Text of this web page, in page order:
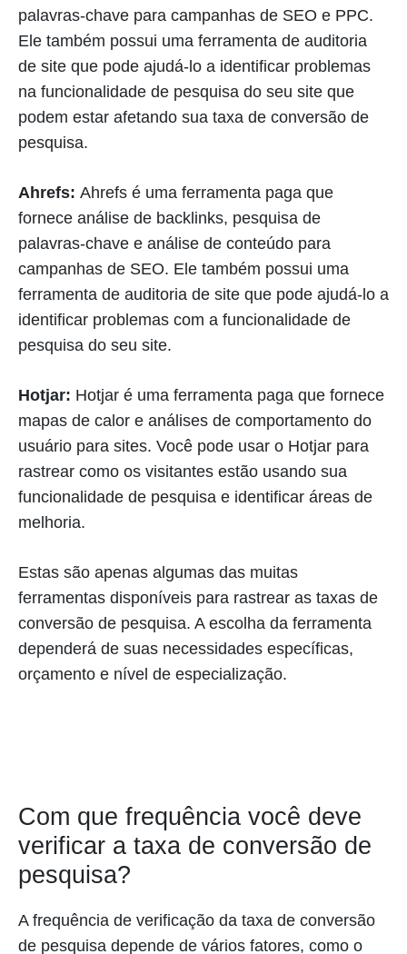
palavras-chave para campanhas de SEO e PPC.
Ele também possui uma ferramenta de auditoria
de site que pode ajudá-lo a identificar problemas
na funcionalidade de pesquisa do seu site que
podem estar afetando sua taxa de conversão de
pesquisa.
Ahrefs: Ahrefs é uma ferramenta paga que
fornece análise de backlinks, pesquisa de
palavras-chave e análise de conteúdo para
campanhas de SEO. Ele também possui uma
ferramenta de auditoria de site que pode ajudá-lo a
identificar problemas com a funcionalidade de
pesquisa do seu site.
Hotjar: Hotjar é uma ferramenta paga que fornece
mapas de calor e análises de comportamento do
usuário para sites. Você pode usar o Hotjar para
rastrear como os visitantes estão usando sua
funcionalidade de pesquisa e identificar áreas de
melhoria.
Estas são apenas algumas das muitas
ferramentas disponíveis para rastrear as taxas de
conversão de pesquisa. A escolha da ferramenta
dependerá de suas necessidades específicas,
orçamento e nível de especialização.
Com que frequência você deve
verificar a taxa de conversão de
pesquisa?
A frequência de verificação da taxa de conversão
de pesquisa depende de vários fatores, como o